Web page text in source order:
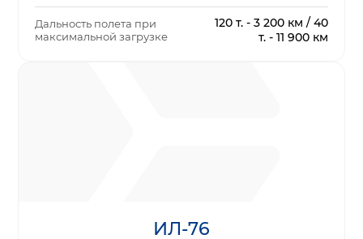
Дальность полета при
максимальной загрузке
120 т. - 3 200 км / 40
т. - 11 900 км
ИЛ-76